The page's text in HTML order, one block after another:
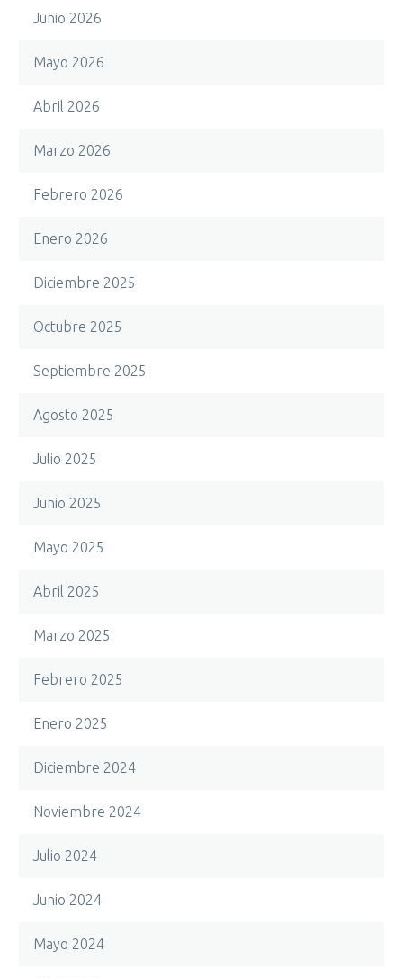
Junio 2026
Mayo 2026
Abril 2026
Marzo 2026
Febrero 2026
Enero 2026
Diciembre 2025
Octubre 2025
Septiembre 2025
Agosto 2025
Julio 2025
Junio 2025
Mayo 2025
Abril 2025
Marzo 2025
Febrero 2025
Enero 2025
Diciembre 2024
Noviembre 2024
Julio 2024
Junio 2024
Mayo 2024